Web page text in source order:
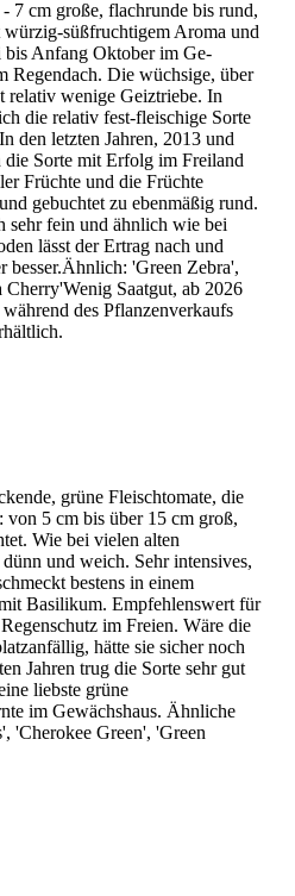
7 cm große, flachrunde bis rund,
süßfruchtigem Aroma und
bis Anfang Oktober im Ge­
Regen­dach. Die wüchsige, über
relativ wenige Geiztriebe. In
die relativ fest-fleischige Sorte
den letzten Jahren, 2013 und
die Sorte mit Erfolg im Freiland
Früchte und die Früchte
gebuchtet zu ebenmäßig rund.
sehr fein und ähnlich wie bei
lässt der Ertrag nach und
besser.Ähnlich: 'Green Zebra',
Saatgut, ab 2026
des Pflanzenverkaufs
grüne Fleischtomate, die
5 cm bis über 15 cm groß,
Wie bei vielen alten
und weich. Sehr intensives,
bestens in einem
Basilikum. Empfehlenswert für
im Freien. Wäre die
hätte sie sicher noch
Jahren trug die Sorte sehr gut
liebste grüne
im Gewächshaus. Ähnliche
'Cherokee Green', 'Green